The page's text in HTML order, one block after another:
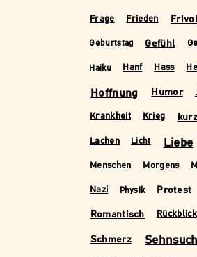
Frage Frieden Frivol
Geburtstag Gefühl
Haiku Hanf Hass
Hoffnung Humor
Krankheit Krieg kurz
Lachen Licht Liebe
Menschen Morgens
Nazi Physik Protest
Romantisch Rückblick
Schmerz